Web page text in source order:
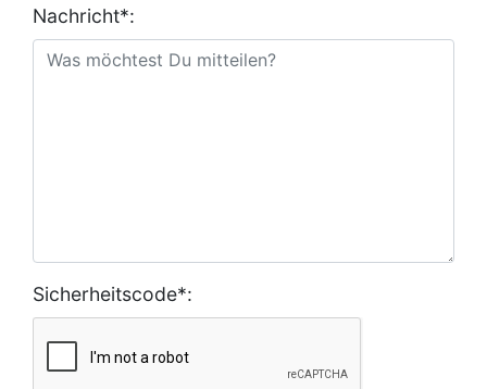
Nachricht*:
Sicherheitscode*: